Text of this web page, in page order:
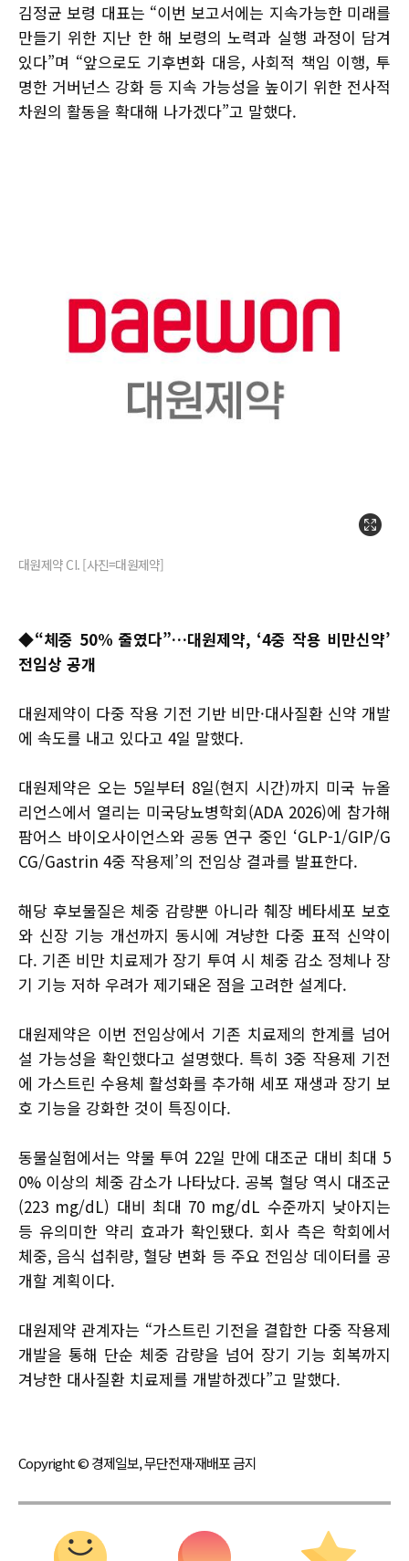
김정균 보령 대표는 “이번 보고서에는 지속가능한 미래를
만들기 위한 지난 한 해 보령의 노력과 실행 과정이 담겨
있다”며 “앞으로도 기후변화 대응, 사회적 책임 이행, 투
명한 거버넌스 강화 등 지속 가능성을 높이기 위한 전사적
차원의 활동을 확대해 나가겠다”고 말했다.
대원제약 CI. [사진=대원제약]
◆“체중 50% 줄였다”…대원제약, ‘4중 작용 비만신약’
전임상 공개
대원제약이 다중 작용 기전 기반 비만·대사질환 신약 개발
에 속도를 내고 있다고 4일 말했다.
대원제약은 오는 5일부터 8일(현지 시간)까지 미국 뉴올
리언스에서 열리는 미국당뇨병학회(ADA 2026)에 참가해
팜어스 바이오사이언스와 공동 연구 중인 ‘GLP-1/GIP/G
CG/Gastrin 4중 작용제’의 전임상 결과를 발표한다.
해당 후보물질은 체중 감량뿐 아니라 췌장 베타세포 보호
와 신장 기능 개선까지 동시에 겨냥한 다중 표적 신약이
다. 기존 비만 치료제가 장기 투여 시 체중 감소 정체나 장
기 기능 저하 우려가 제기돼온 점을 고려한 설계다.
대원제약은 이번 전임상에서 기존 치료제의 한계를 넘어
설 가능성을 확인했다고 설명했다. 특히 3중 작용제 기전
에 가스트린 수용체 활성화를 추가해 세포 재생과 장기 보
호 기능을 강화한 것이 특징이다.
동물실험에서는 약물 투여 22일 만에 대조군 대비 최대 5
0% 이상의 체중 감소가 나타났다. 공복 혈당 역시 대조군
(223 mg/dL) 대비 최대 70 mg/dL 수준까지 낮아지는
등 유의미한 약리 효과가 확인됐다. 회사 측은 학회에서
체중, 음식 섭취량, 혈당 변화 등 주요 전임상 데이터를 공
개할 계획이다.
대원제약 관계자는 “가스트린 기전을 결합한 다중 작용제
개발을 통해 단순 체중 감량을 넘어 장기 기능 회복까지
겨냥한 대사질환 치료제를 개발하겠다”고 말했다.
Copyright © 경제일보, 무단전재·재배포 금지